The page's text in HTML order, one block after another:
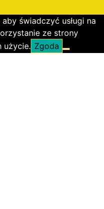
świadczyć usługi na
ze strony
użycie. Zgoda